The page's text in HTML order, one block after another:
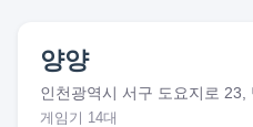
양양
인천광역시 서구 도요지로
게임기 14대